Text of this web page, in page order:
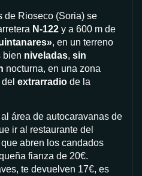
de Rioseco (Soria) se
N-122 y a 600 m de
, en un terreno
bien niveladas, sin
nocturna, en una zona
extrarradio de la
área de autocaravanas de
ir al restaurante del
abren los candados
fianza de 20€.
te devuelven 17€, es